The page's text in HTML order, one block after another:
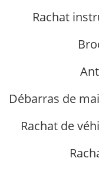
Rachat
Débarras de
Rachat de